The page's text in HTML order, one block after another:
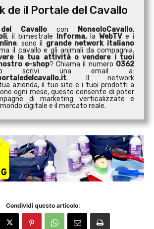
de il Portale del Cavallo
Cavallo con NonsoloCavallo,
, il bimestrale Informa,laWebTVe i
, sono il grande network italiano
il cavallo e gli animali da compagnia.
la tua attività ovendere i tuoi
e-shop? Chiama il numero 0362
una email a:
. Il network
azienda, il tuo sito e i tuoi prodotti a
ogni mese, questo consente di poter
di marketing verticalizzate e
digitale e il mercato reale.
Condividi questo articolo: